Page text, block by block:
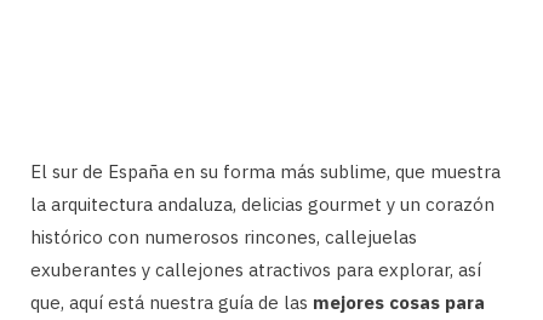
El sur de España en su forma más sublime, que muestra
la arquitectura andaluza, delicias gourmet y un corazón
histórico con numerosos rincones, callejuelas
exuberantes y callejones atractivos para explorar, así
que, aquí está nuestra guía de las mejores cosas para